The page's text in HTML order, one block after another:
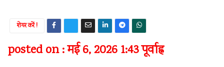
शेयर करें !
posted on : मई 6, 2026 1:43 पूर्वाह्न